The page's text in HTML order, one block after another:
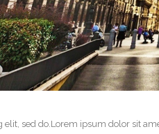
elit, sed do.Lorem ipsum dolor sit